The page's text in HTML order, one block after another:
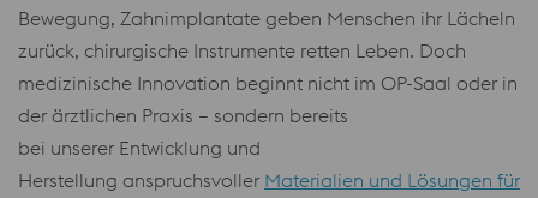
Bewegung, Zahnimplantate geben Menschen ihr Lächeln
zurück, chirurgische Instrumente retten Leben. Doch
medizinische Innovation beginnt nicht im OP-Saal oder in
der ärztlichen Praxis – sondern bereits
bei unserer Entwicklung und
Herstellung anspruchsvoller Materialien und Lösungen für